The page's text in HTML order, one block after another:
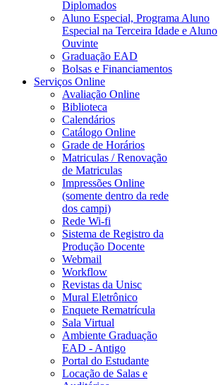
Diplomados
Aluno Especial, Programa Aluno
Especial na Terceira Idade e Aluno
Ouvinte
Graduação EAD
Bolsas e Financiamentos
Serviços Online
Avaliação Online
Biblioteca
Calendários
Catálogo Online
Grade de Horários
Matriculas / Renovação
de Matriculas
Impressões Online
(somente dentro da rede
dos campi)
Rede Wi-fi
Sistema de Registro da
Produção Docente
Webmail
Workflow
Revistas da Unisc
Mural Eletrônico
Enquete Rematrícula
Sala Virtual
Ambiente Graduação
EAD - Antigo
Portal do Estudante
Locação de Salas e